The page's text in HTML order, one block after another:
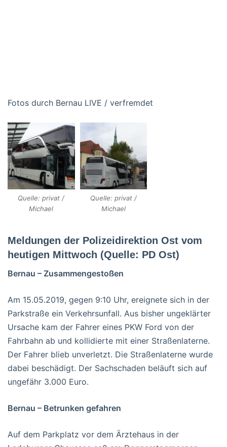
Fotos durch Bernau LIVE / verfremdet
Quelle: privat /
Michael
Quelle: privat /
Michael
Meldungen der Polizeidirektion Ost vom
heutigen Mittwoch (Quelle: PD Ost)
Bernau – Zusammengestoßen
Am 15.05.2019, gegen 9:10 Uhr, ereignete sich in der
Parkstraße ein Verkehrsunfall. Aus bisher ungeklärter
Ursache kam der Fahrer eines PKW Ford von der
Fahrbahn ab und kollidierte mit einer Straßenlaterne.
Der Fahrer blieb unverletzt. Die Straßenlaterne wurde
dabei beschädigt. Der Sachschaden beläuft sich auf
ungefähr 3.000 Euro.
Bernau – Betrunken gefahren
Auf dem Parkplatz vor dem Ärztehaus in der